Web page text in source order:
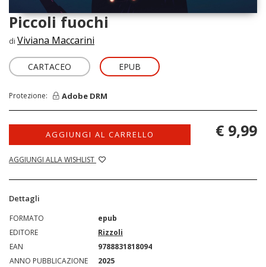
Piccoli fuochi
di Viviana Maccarini
CARTACEO EPUB
Protezione: Adobe DRM
AGGIUNGI AL CARRELLO
AGGIUNGI ALLA WISHLIST
€ 9,99
Dettagli
FORMATO
epub
EDITORE
Rizzoli
EAN
9788831818094
ANNO PUBBLICAZIONE
2025